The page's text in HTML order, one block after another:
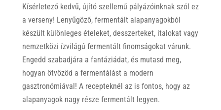
Kísérletező kedvű, újító szellemű pályázóinknak szól ez
a verseny! Lenyűgöző, fermentált alapanyagokból
készült különleges ételeket, desszerteket, italokat vagy
nemzetközi ízvilágú fermentált finomságokat várunk.
Engedd szabadjára a fantáziádat, és mutasd meg,
hogyan ötvözöd a fermentálást a modern
gasztronómiával! A recepteknél az is fontos, hogy az
alapanyagok nagy része fermentált legyen.